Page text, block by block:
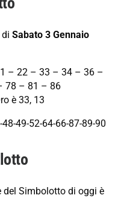
Sabato 3 Gennaio
– 22 – 33 – 34 – 36 –
78 – 81 – 86
è 33, 13
49-52-64-66-87-89-90
del Simbolotto di oggi è